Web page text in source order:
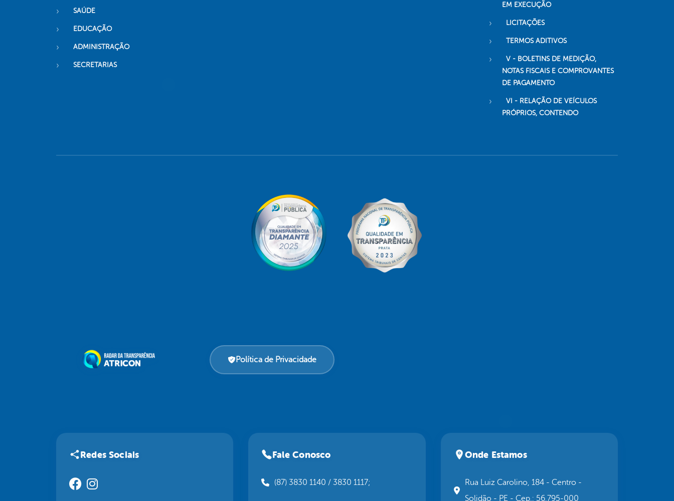
SAÚDE
EDUCAÇÃO
ADMINISTRAÇÃO
SECRETARIAS
EM EXECUÇÃO
LICITAÇÕES
TERMOS ADITIVOS
V - BOLETINS DE MEDIÇÃO,
NOTAS FISCAIS E COMPROVANTES
DE PAGAMENTO
VI - RELAÇÃO DE VEÍCULOS
PRÓPRIOS, CONTENDO
Política de Privacidade
Redes Sociais Fale Conosco
(87) 3830 1140 / 3830 1117;
Onde Estamos
Rua Luiz Carolino, 184 - Centro -
Solidão - PE - Cep.: 56.795-000